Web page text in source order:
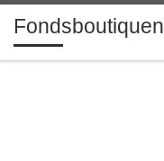
Zum Inhalt springen
Fondsboutiquen